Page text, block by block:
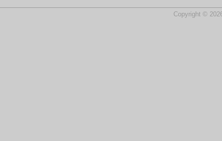
Copyright ©